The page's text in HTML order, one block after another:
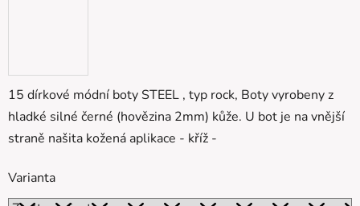
15 dírkové módní boty STEEL , typ rock, Boty vyrobeny z
hladké silné černé (hovězina 2mm) kůže. U bot je na vnější
straně našita kožená aplikace - kříž -
Varianta